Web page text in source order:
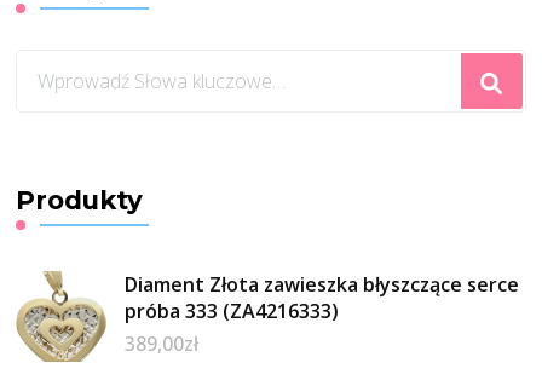
czegoś?
Produkty
Diament Złota zawieszka błyszczące serce
próba 333 (ZA4216333)
389,00zł